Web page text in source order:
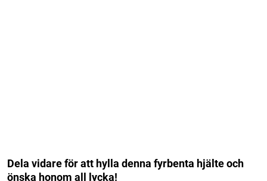
Dela vidare för att hylla denna fyrbenta hjälte och
önska honom all lycka!